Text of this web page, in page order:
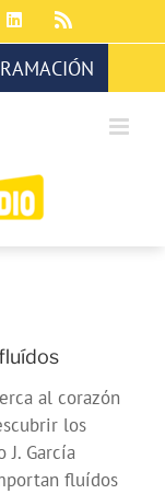
LinkedIn
al corazón
los
J. García
fluídos